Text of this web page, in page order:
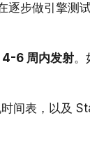
逐步做引擎
4-6 周内发射。
间表，以及